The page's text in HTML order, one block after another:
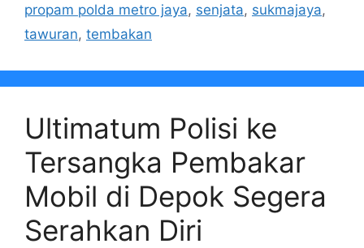
propam polda metro jaya, senjata, sukmajaya,
tawuran, tembakan
Ultimatum Polisi ke
Tersangka Pembakar
Mobil di Depok Segera
Serahkan Diri